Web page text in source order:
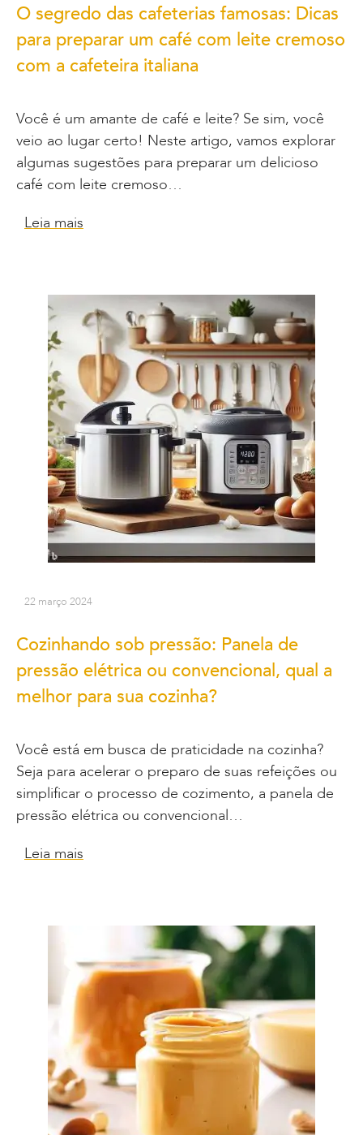
O segredo das cafeterias famosas: Dicas
para preparar um café com leite cremoso
com a cafeteira italiana
Você é um amante de café e leite? Se sim, você
veio ao lugar certo! Neste artigo, vamos explorar
algumas sugestões para preparar um delicioso
café com leite cremoso…
Leia mais
22 março 2024
Cozinhando sob pressão: Panela de
pressão elétrica ou convencional, qual a
melhor para sua cozinha?
Você está em busca de praticidade na cozinha?
Seja para acelerar o preparo de suas refeições ou
simplificar o processo de cozimento, a panela de
pressão elétrica ou convencional…
Leia mais